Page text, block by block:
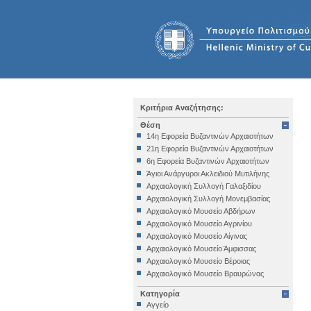
Κριτήρια Αναζήτησης:
Θέση
14η Εφορεία Βυζαντινών Αρχαιοτήτων
21η Εφορεία Βυζαντινών Αρχαιοτήτων
6η Εφορεία Βυζαντινών Αρχαιοτήτων
Άγιοι Ανάργυροι Ακλειδιού Μυτιλήνης
Αρχαιολογική Συλλογή Γαλαξιδίου
Αρχαιολογική Συλλογή Μονεμβασίας
Αρχαιολογικό Μουσείο Αβδήρων
Αρχαιολογικό Μουσείο Αγρινίου
Αρχαιολογικό Μουσείο Αίγινας
Αρχαιολογικό Μουσείο Άμφισσας
Αρχαιολογικό Μουσείο Βέροιας
Αρχαιολογικό Μουσείο Βραυρώνας
Αρχαιολογικό Μουσείο Δελφών
Αρχαιολογικό Μουσείο Ηγουμενίτσας
Κατηγορία
Αγγείο